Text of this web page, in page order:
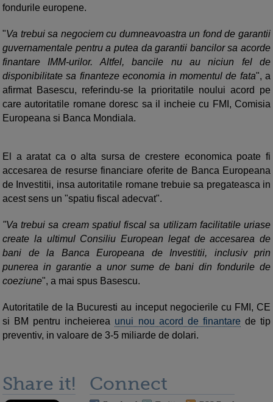
fondurile europene.
"Va trebui sa negociem cu dumneavoastra un fond de garantii
guvernamentale pentru a putea da garantii bancilor sa acorde
finantare IMM-urilor. Altfel, bancile nu au niciun fel de
disponibilitate sa finanteze economia in momentul de fata", a
afirmat Basescu, referindu-se la prioritatile noului acord pe
care autoritatile romane doresc sa il incheie cu FMI, Comisia
Europeana si Banca Mondiala.
El a aratat ca o alta sursa de crestere economica poate fi
accesarea de resurse financiare oferite de Banca Europeana
de Investitii, insa autoritatile romane trebuie sa pregateasca in
acest sens un "spatiu fiscal adecvat".
"Va trebui sa cream spatiul fiscal sa utilizam facilitatile uriase
create la ultimul Consiliu European legat de accesarea de
bani de la Banca Europeana de Investitii, inclusiv prin
punerea in garantie a unor sume de bani din fondurile de
coeziune", a mai spus Basescu.
Autoritatile de la Bucuresti au inceput negocierile cu FMI, CE
si BM pentru incheierea unui nou acord de finantare de tip
preventiv, in valoare de 3-5 miliarde de dolari.
Share it! Connect